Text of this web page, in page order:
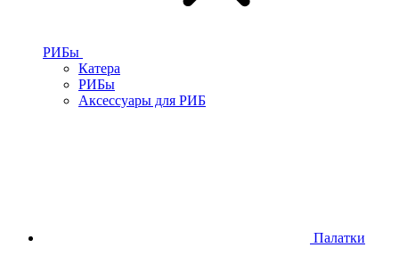
РИБы
Катера
РИБы
Аксессуары для РИБ
Палатки